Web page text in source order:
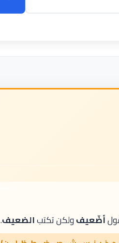
أضّعيفولكن تكتبالضعيف.